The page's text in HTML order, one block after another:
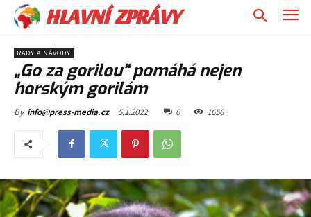
HLAVNÍ ZPRÁVY
RADY A NÁVODY
„Go za gorilou“ pomáhá nejen
horským gorilám
By info@press-media.cz 5.1.2022 0 1656